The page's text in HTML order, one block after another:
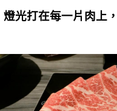
燈光打在每一片肉上